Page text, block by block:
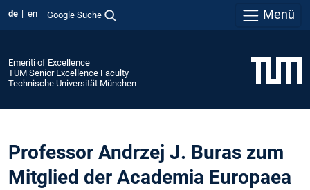
de en Google Suche Menü
Emeriti of Excellence
TUM Senior Excellence Faculty
Technische Universität München
Professor Andrzej J. Buras zum
Mitglied der Academia Europaea